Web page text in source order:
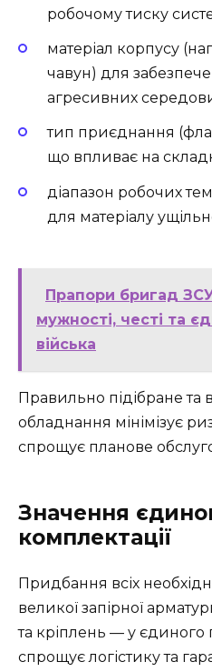
робочому тиску
матеріал корпусу
чавун) для
агресивних
тип приєднання
що впливає на
діапазон робочих
для матеріалу
Прапори бригад
мужності, честі та
війська
Правильно підібране та
обладнання мінімізує
спрощує планове
Значення
комплектації
Придбання всіх
великої запірної
та кріплень — у єдиного
спрощує логістику та